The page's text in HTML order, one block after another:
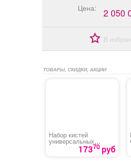
Цена:
2 050
В
ТОВАРЫ, СКИДКИ, АКЦИИ
Набор кистей
универсальных
«Zolder» 17370руб